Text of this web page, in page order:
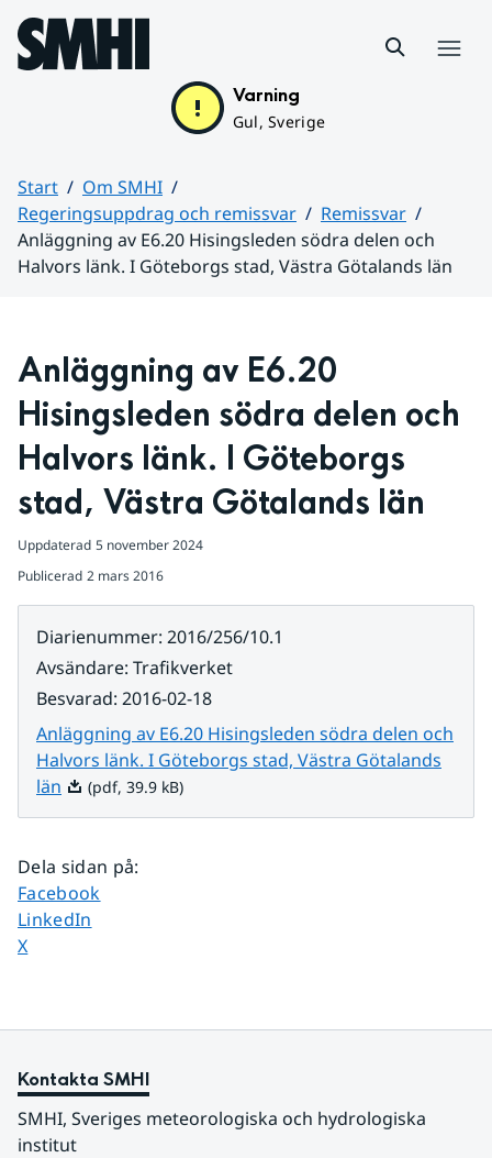
Hoppa till sidans innehåll
Varning
Gul, Sverige
Start
Om SMHI
Regeringsuppdrag och remissvar
Remissvar
Anläggning av E6.20 Hisingsleden södra delen och
Halvors länk. I Göteborgs stad, Västra Götalands län
Anläggning av E6.20
Hisingsleden södra delen och
Halvors länk. I Göteborgs
stad, Västra Götalands län
Uppdaterad 5 november 2024
Publicerad 2 mars 2016
Diarienummer: 2016/256/10.1
Avsändare: Trafikverket
Besvarad: 2016-02-18
Anläggning av E6.20 Hisingsleden södra delen och
Halvors länk. I Göteborgs stad, Västra Götalands
län Pdf, 39.9 kB.
(pdf, 39.9 kB)
Dela sidan på:
Dela sidan på
Facebook
Dela sidan på
LinkedIn
Dela sidan på
X
Kontakta SMHI
SMHI, Sveriges meteorologiska och hydrologiska
institut